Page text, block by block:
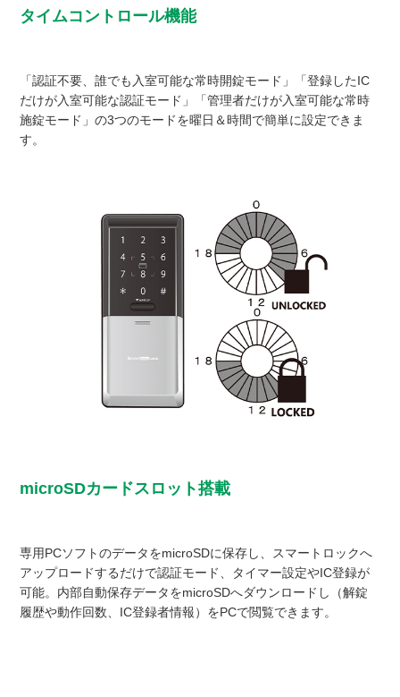
タイムコントロール機能
「認証不要、誰でも入室可能な常時開錠モード」「登録したIC
だけが入室可能な認証モード」「管理者だけが入室可能な常時
施錠モード」の3つのモードを曜日＆時間で簡単に設定できま
す。
microSDカードスロット搭載
専用PCソフトのデータをmicroSDに保存し、スマートロックへ
アップロードするだけで認証モード、タイマー設定やIC登録が
可能。内部自動保存データをmicroSDへダウンロードし（解錠
履歴や動作回数、IC登録者情報）をPCで閲覧できます。